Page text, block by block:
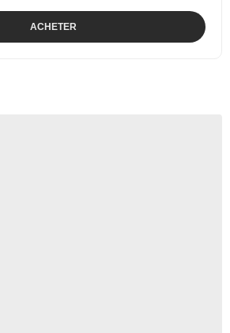
ACHETER